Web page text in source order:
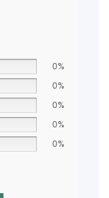
0%
0%
0%
0%
0%